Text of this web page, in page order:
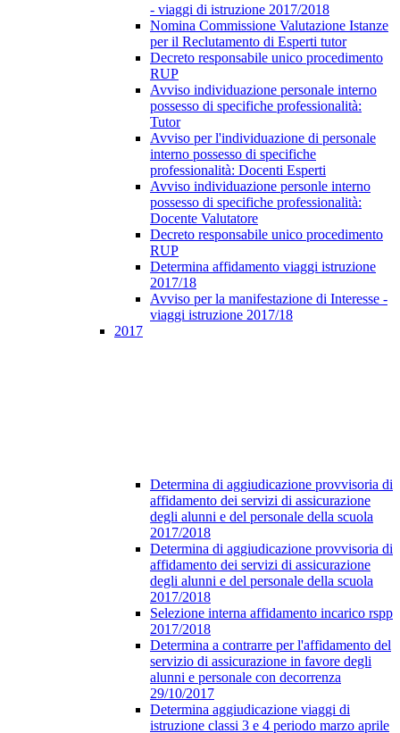
- viaggi di istruzione 2017/2018
Nomina Commissione Valutazione Istanze
per il Reclutamento di Esperti tutor
Decreto responsabile unico procedimento
RUP
Avviso individuazione personale interno
possesso di specifiche professionalità:
Tutor
Avviso per l'individuazione di personale
interno possesso di specifiche
professionalità: Docenti Esperti
Avviso individuazione personle interno
possesso di specifiche professionalità:
Docente Valutatore
Decreto responsabile unico procedimento
RUP
Determina affidamento viaggi istruzione
2017/18
Avviso per la manifestazione di Interesse -
viaggi istruzione 2017/18
2017
Determina di aggiudicazione provvisoria di
affidamento dei servizi di assicurazione
degli alunni e del personale della scuola
2017/2018
Determina di aggiudicazione provvisoria di
affidamento dei servizi di assicurazione
degli alunni e del personale della scuola
2017/2018
Selezione interna affidamento incarico rspp
2017/2018
Determina a contrarre per l'affidamento del
servizio di assicurazione in favore degli
alunni e personale con decorrenza
29/10/2017
Determina aggiudicazione viaggi di
istruzione classi 3 e 4 periodo marzo aprile